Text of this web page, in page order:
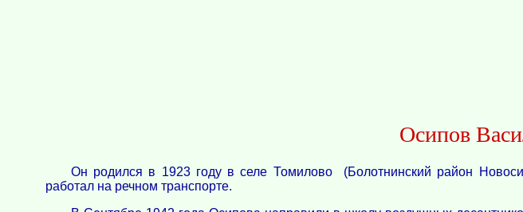
Осипов
Он родился в 1923 году в селе Томилово (Болотнинский район
работал на речном транспорте.